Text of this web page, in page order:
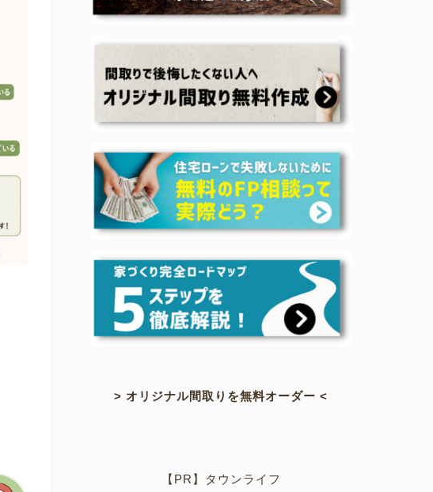
> オリジナル間取りを無料オーダー <
【PR】タウンライフ